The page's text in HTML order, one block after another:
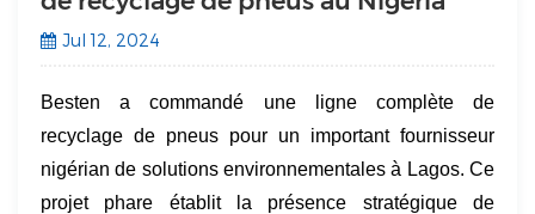
Jul 12, 2024
Besten a commandé une ligne complète de
recyclage de pneus pour un important fournisseur
nigérian de solutions environnementales à Lagos. Ce
projet phare établit la présence stratégique de